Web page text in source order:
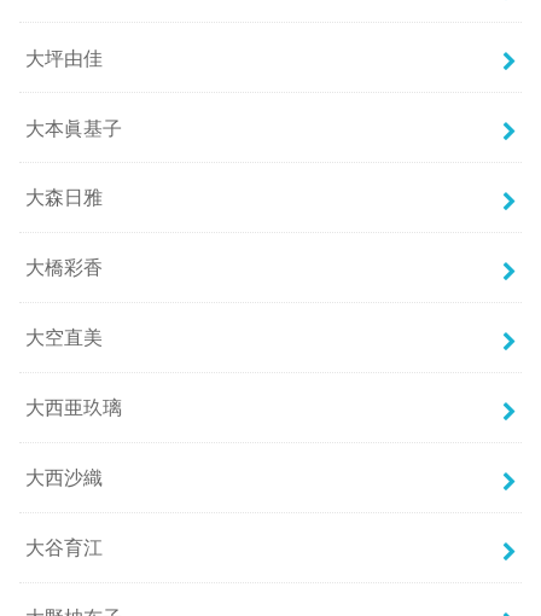
大坪由佳
大本眞基子
大森日雅
大橋彩香
大空直美
大西亜玖璃
大西沙織
大谷育江